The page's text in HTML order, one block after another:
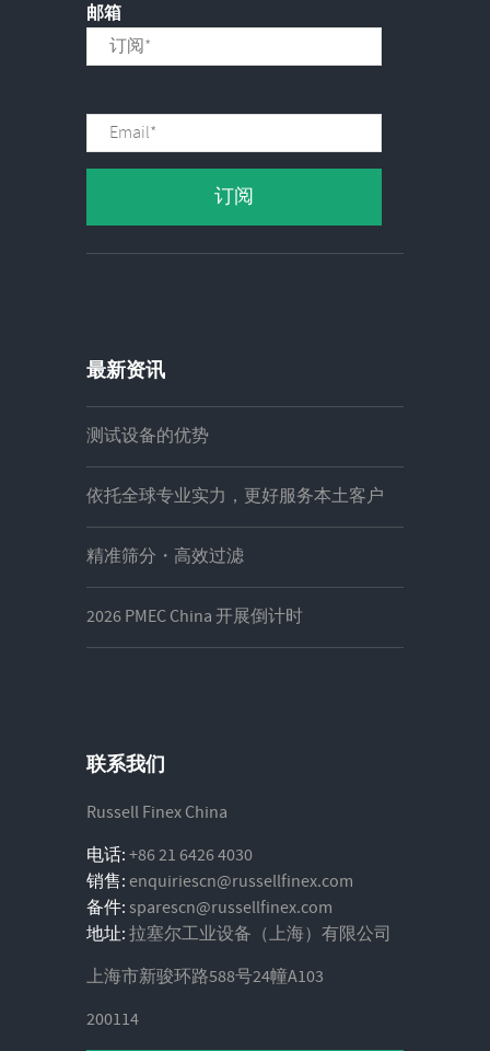
邮箱
最新资讯
测试设备的优势
依托全球专业实力，更好服务本土客户
精准筛分・高效过滤
2026 PMEC China 开展倒计时
联系我们
Russell Finex China
电话:+86 21 6426 4030
销售:enquiriescn@russellfinex.com
备件:sparescn@russellfinex.com
地址:拉塞尔工业设备（上海）有限公司
上海市新骏环路588号24幢A103
200114